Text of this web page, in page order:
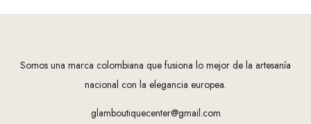
Somos una marca colombiana que fusiona lo mejor de la artesanía
nacional con la elegancia europea.
glamboutiquecenter@gmail.com